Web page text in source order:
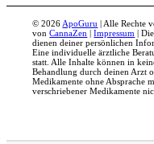
© 2026 ApoGuru | Alle Rechte
vonCannaZen |Impressum
|
dienen deiner persönlichen
Eine individuelle ärztliche
statt. Alle Inhalte können in
Behandlung durch deinen Arzt
Medikamente ohne Absprache
verschriebener Medikamente